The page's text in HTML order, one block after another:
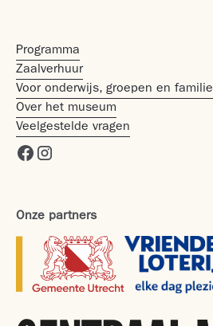
Programma
Zaalverhuur
Voor onderwijs, groepen en familie
Over het museum
Veelgestelde vragen
Onze partners